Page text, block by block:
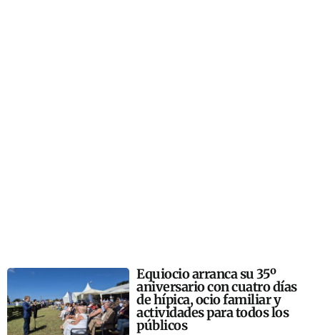
Equiocio arranca su 35º
aniversario con cuatro días
de hípica, ocio familiar y
actividades para todos los
públicos